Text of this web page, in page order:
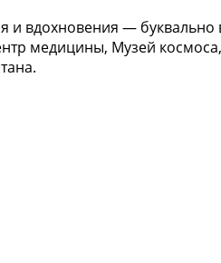
и вдохновения —
медицины, Музей